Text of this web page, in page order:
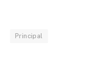
Principal